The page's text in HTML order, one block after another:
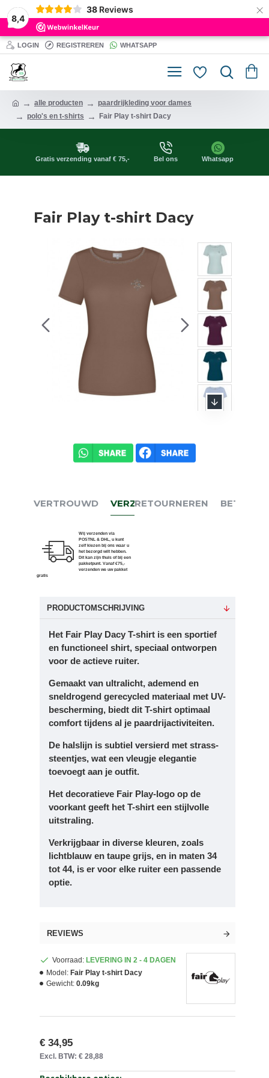
8,4
38 Reviews ×
LOGIN REGISTREREN WHATSAPP
alle producten
paardrijkleding voor dames
polo's en t-shirts
Fair Play t-shirt Dacy
Gratis verzending vanaf € 75,- Bel ons Whatsapp
Fair Play t-shirt Dacy
VERTROUWD VERZENDEN
Wij verzenden via
POSTNL & DHL, u kunt
zelf kiezen bij ons waar u
het bezorgd wilt hebben.
Dit kan zijn thuis of bij een
pakketpunt. Vanaf €75,-
verzenden we uw pakket
gratis
RETOURNEREN BETALEN
PRODUCTOMSCHRIJVING
Het Fair Play Dacy T-shirt is een sportief
en functioneel shirt, speciaal ontworpen
voor de actieve ruiter.
Gemaakt van ultralicht, ademend en
sneldrogend gerecycled materiaal met UV-
bescherming, biedt dit T-shirt optimaal
comfort tijdens al je paardrijactiviteiten.
De halslijn is subtiel versierd met strass-
steentjes, wat een vleugje elegantie
toevoegt aan je outfit.
Het decoratieve Fair Play-logo op de
voorkant geeft het T-shirt een stijlvolle
uitstraling.
Verkrijgbaar in diverse kleuren, zoals
lichtblauw en taupe grijs, en in maten 34
tot 44, is er voor elke ruiter een passende
optie.
REVIEWS
Voorraad: LEVERING IN 2 - 4 DAGEN
Model: Fair Play t-shirt Dacy
Gewicht: 0.09kg
€ 34,95
Excl. BTW: € 28,88